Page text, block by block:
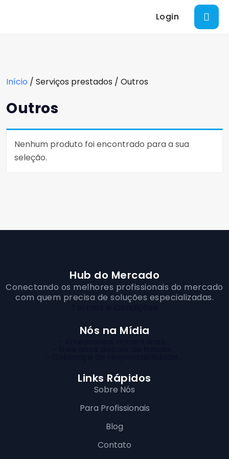
Login
Início / Serviços prestados / Outros
Outros
Nenhum produto foi encontrado para a sua
seleção.
Hub do Mercado
Conectando os melhores profissionais do mercado
com quem precisa de soluções especializadas.
Nós na Mídia
Links Rápidos
Sobre Nós
Para Profissionais
Blog
Contato